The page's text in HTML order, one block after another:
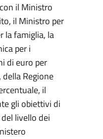
il Ministro
il Ministro per
la famiglia, la
per i
di euro per
Regione
il
gli obiettivi di
livello dei